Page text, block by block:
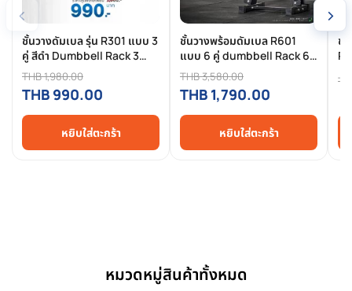
‹
ชั้นวางดัมเบล รุ่น R301 แบบ 3
คู่ สีดำ Dumbbell Rack 3
Pairs ดัมเบล Fix Dumbbell
- Homefittools
THB 1,980.00
THB 990.00
หยิบใส่ตะกร้า
ชั้นวางพร้อมดัมเบล R601
แบบ 6 คู่ dumbbell Rack 6
pairs ดัมเบล fix dumbbell
สีดำ - Homefittools
THB 3,580.00
THB 1,790.00
หยิบใส่ตะกร้า
ชั้
›
หมวดหมู่สินค้าทั้งหมด